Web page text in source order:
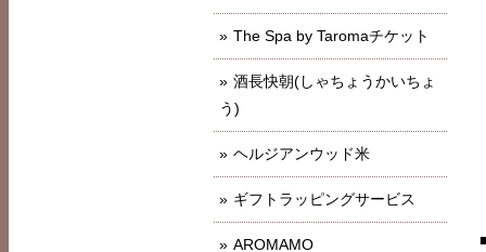
The Spa by Taromaチケット
酒長快朝(しゃちょうかいちょ
う)
ヘルジアンウッド米
ギフトラッピングサービス
AROMAMO